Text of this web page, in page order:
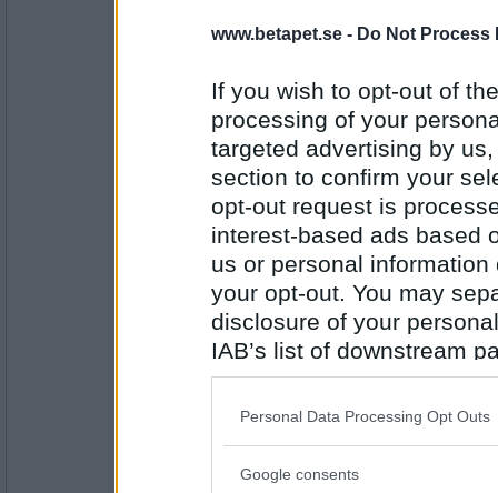
www.betapet.se - Do Not Process
If you wish to opt-out of
processing of your
targeted advertising by
section to confirm your
opt-out request is
interest-based ads based
us or personal
your opt-out. You may
disclosure of your
IAB’s list of downstream
also be disclosed by us
Downstream Participants
Please note that this
Personal Data Processing Opt Outs
Google consents
Antal inlägg:
3552
Färgburk
Antal inlägg:
7834
Burköppnare